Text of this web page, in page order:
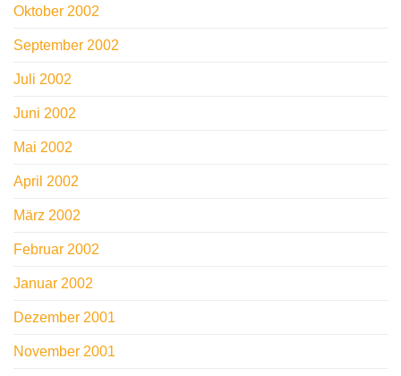
Oktober 2002
September 2002
Juli 2002
Juni 2002
Mai 2002
April 2002
März 2002
Februar 2002
Januar 2002
Dezember 2001
November 2001